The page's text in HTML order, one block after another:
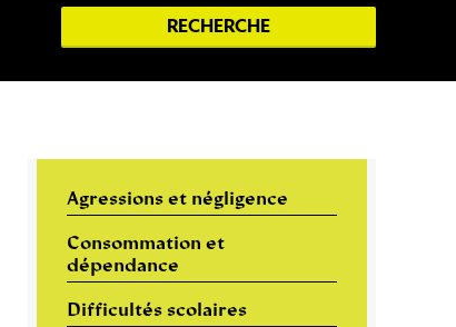
RECHERCHE
Agressions et négligence
Consommation et
dépendance
Difficultés scolaires